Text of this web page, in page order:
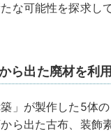
な可能性を探求して
ら出た廃材を利用
」が製作した5体
ら出た古布、装飾